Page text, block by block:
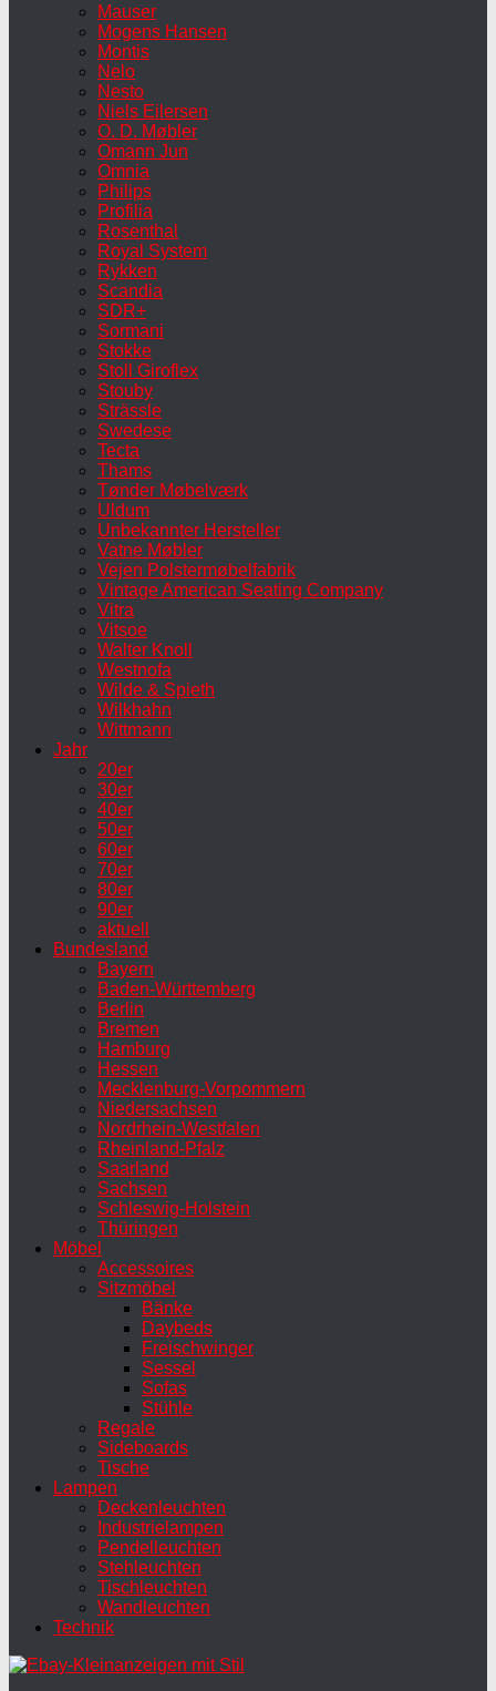
Mauser
Mogens Hansen
Montis
Nelo
Nesto
Niels Eilersen
O. D. Møbler
Omann Jun
Omnia
Philips
Profilia
Rosenthal
Royal System
Rykken
Scandia
SDR+
Sormani
Stokke
Stoll Giroflex
Stouby
Strässle
Swedese
Tecta
Thams
Tønder Møbelværk
Uldum
Unbekannter Hersteller
Vatne Møbler
Vejen Polstermøbelfabrik
Vintage American Seating Company
Vitra
Vitsoe
Walter Knoll
Westnofa
Wilde & Spieth
Wilkhahn
Wittmann
Jahr
20er
30er
40er
50er
60er
70er
80er
90er
aktuell
Bundesland
Bayern
Baden-Württemberg
Berlin
Bremen
Hamburg
Hessen
Mecklenburg-Vorpommern
Niedersachsen
Nordrhein-Westfalen
Rheinland-Pfalz
Saarland
Sachsen
Schleswig-Holstein
Thüringen
Möbel
Accessoires
Sitzmöbel
Bänke
Daybeds
Freischwinger
Sessel
Sofas
Stühle
Regale
Sideboards
Tische
Lampen
Deckenleuchten
Industrielampen
Pendelleuchten
Stehleuchten
Tischleuchten
Wandleuchten
Technik